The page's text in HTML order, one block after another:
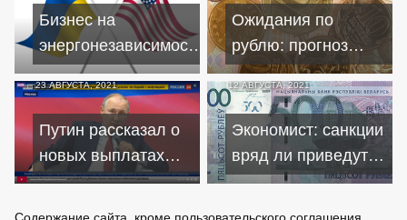
поддержки
Беларуси
теневого бизнеса
Бизнес на
энергонезависимости:
как США
зарабатывают на
Украине
Ожидания по
рублю: прогноз
курса на начало
осени 2021 года
23 АВГУСТА, 2021
Путин рассказал о
новых выплатах
для пенсионеров и
12 АВГУСТА, 2021
Экономист: санкции
вряд ли приведут к
обрушению